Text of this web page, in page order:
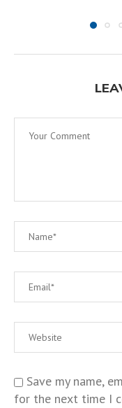
Save my name,
for the next time I